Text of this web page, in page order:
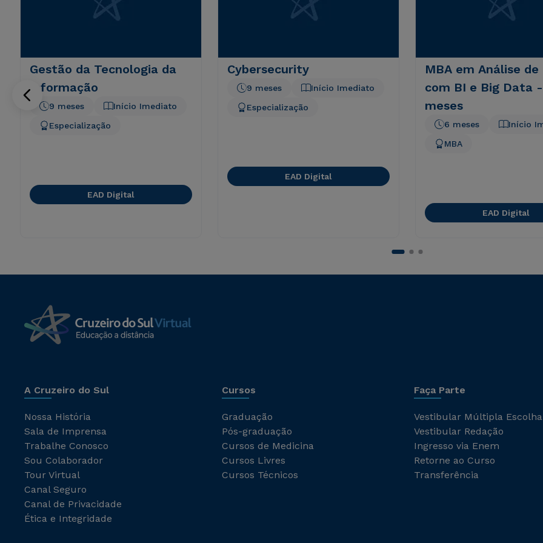
Gestão da Tecnologia da
Informação
Início Imediato
9 meses
Especialização
EAD Digital
Cybersecurity
Início Imediato
9 meses
Especialização
EAD Digital
MBA em Análise de
com BI e Big Data
meses
Início
6 meses
MBA
EAD Digital
A Cruzeiro do Sul
Nossa História
Sala de Imprensa
Trabalhe Conosco
Sou Colaborador
Tour Virtual
Canal Seguro
Canal de Privacidade
Ética e Integridade
Cursos
Graduação
Pós-graduação
Cursos de Medicina
Cursos Livres
Cursos Técnicos
Faça Parte
Vestibular Múltipla Escolha
Vestibular Redação
Ingresso via Enem
Retorne ao Curso
Transferência